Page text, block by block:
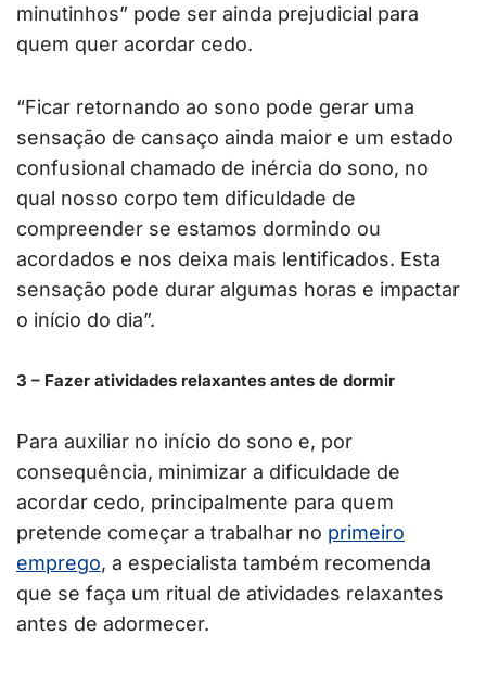
minutinhos” pode ser ainda prejudicial para
quem quer acordar cedo.
“Ficar retornando ao sono pode gerar uma
sensação de cansaço ainda maior e um estado
confusional chamado de inércia do sono, no
qual nosso corpo tem dificuldade de
compreender se estamos dormindo ou
acordados e nos deixa mais lentificados. Esta
sensação pode durar algumas horas e impactar
o início do dia”.
3 – Fazer atividades relaxantes antes de dormir
Para auxiliar no início do sono e, por
consequência, minimizar a dificuldade de
acordar cedo, principalmente para quem
pretende começar a trabalhar no primeiro
emprego, a especialista também recomenda
que se faça um ritual de atividades relaxantes
antes de adormecer.